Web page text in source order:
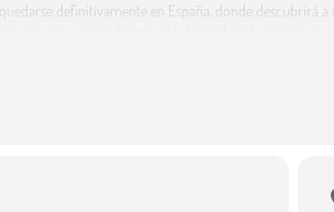
definitivamente en España, donde descubrirá
de esta mujer.
sea el inicio de los homenajes y reconocimientos